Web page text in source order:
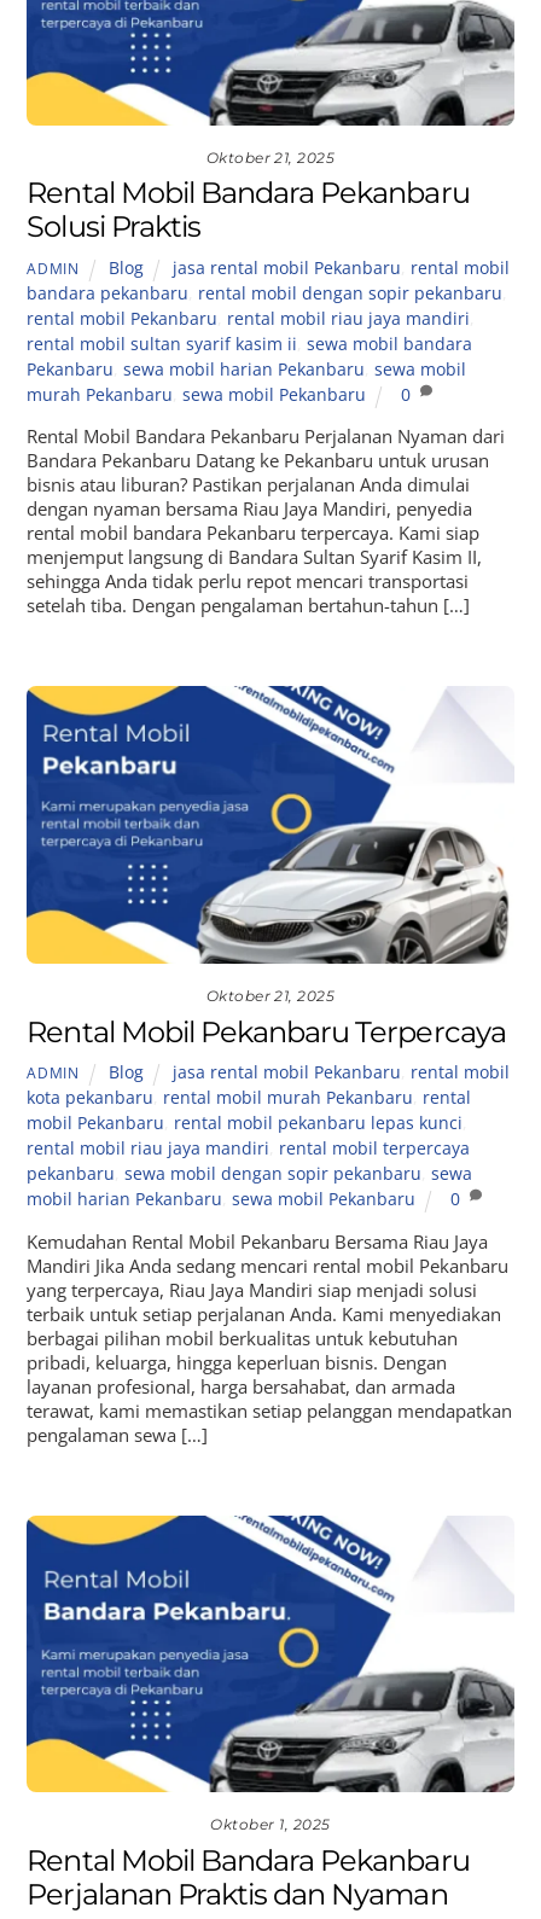
Oktober 21, 2025
Rental Mobil Bandara Pekanbaru
Solusi Praktis
ADMIN Blog jasa rental mobil Pekanbaru rental mobil
bandara pekanbaru rental mobil dengan sopir pekanbaru
rental mobil Pekanbaru rental mobil riau jaya mandiri
rental mobil sultan syarif kasim ii ,sewa mobil bandara
Pekanbaru ,sewa mobil harian Pekanbaru ,sewa mobil
murah Pekanbaru ,sewa mobil Pekanbaru 0
Rental Mobil Bandara Pekanbaru Perjalanan Nyaman dari
Bandara Pekanbaru Datang ke Pekanbaru untuk urusan
bisnis atau liburan? Pastikan perjalanan Anda dimulai
dengan nyaman bersama Riau Jaya Mandiri, penyedia
rental mobil bandara Pekanbaru terpercaya. Kami siap
menjemput langsung di Bandara Sultan Syarif Kasim II,
sehingga Anda tidak perlu repot mencari transportasi
setelah tiba. Dengan pengalaman bertahun-tahun […]
Oktober 21, 2025
Rental Mobil Pekanbaru Terpercaya
ADMIN Blog jasa rental mobil Pekanbaru rental mobil
kota pekanbaru rental mobil murah Pekanbaru rental
mobil Pekanbaru rental mobil pekanbaru lepas kunci
rental mobil riau jaya mandiri rental mobil terpercaya
pekanbaru ,sewa mobil dengan sopir pekanbaru ,sewa
mobil harian Pekanbaru ,sewa mobil Pekanbaru 0
Kemudahan Rental Mobil Pekanbaru Bersama Riau Jaya
Mandiri Jika Anda sedang mencari rental mobil Pekanbaru
yang terpercaya, Riau Jaya Mandiri siap menjadi solusi
terbaik untuk setiap perjalanan Anda. Kami menyediakan
berbagai pilihan mobil berkualitas untuk kebutuhan
pribadi, keluarga, hingga keperluan bisnis. Dengan
layanan profesional, harga bersahabat, dan armada
terawat, kami memastikan setiap pelanggan mendapatkan
pengalaman sewa […]
Oktober 1, 2025
Rental Mobil Bandara Pekanbaru
Perjalanan Praktis dan Nyaman